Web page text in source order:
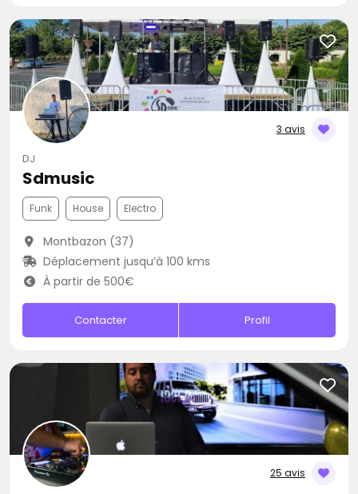
3 avis
DJ
Sdmusic
Funk House Electro
Montbazon (37)
Déplacement jusqu’à 100 kms
À partir de 500€
Contacter Profil
25 avis